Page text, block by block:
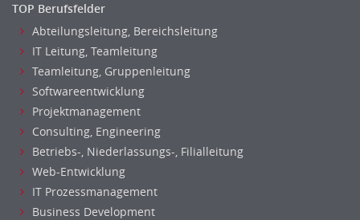
TOP Berufsfelder
Abteilungsleitung, Bereichsleitung
IT Leitung, Teamleitung
Teamleitung, Gruppenleitung
Softwareentwicklung
Projektmanagement
Consulting, Engineering
Betriebs-, Niederlassungs-, Filialleitung
Web-Entwicklung
IT Prozessmanagement
Business Development